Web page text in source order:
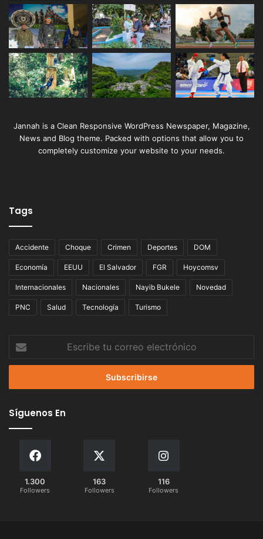
Jannah is a Clean Responsive WordPress Newspaper, Magazine,
News and Blog theme. Packed with options that allow you to
completely customize your website to your needs.
Tags
Accidente Choque Crimen Deportes DOM
Economía EEUU El Salvador FGR Hoycomsv
Internacionales Nacionales Nayib Bukele Novedad
PNC Salud Tecnología Turismo
correo
Síguenos En
1.300
Followers
163
Followers
116
Followers